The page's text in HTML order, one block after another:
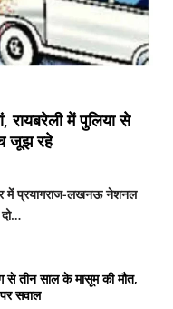
में पुलिया से
जूझ रहे
में प्रयागराज-लखनऊ नेशनल
से तीन साल के मासूम की मौत,
सवाल